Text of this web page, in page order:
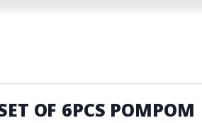
OF 6PCS POMPOM